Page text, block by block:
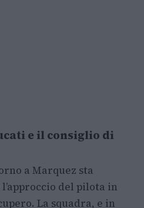
e il consiglio di
a Marquez sta
del pilota in
La squadra, e in